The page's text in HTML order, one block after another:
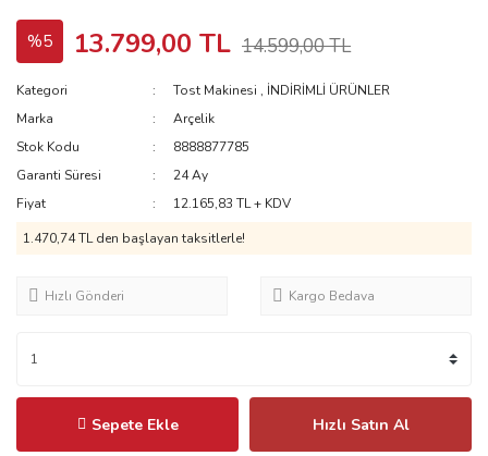
%5 13.799,00 TL 14.599,00 TL
Kategori Tost Makinesi , İNDİRİMLİ ÜRÜNLER
Marka
Arçelik
Stok Kodu
8888877785
Garanti Süresi
24 Ay
Fiyat
12.165,83 TL + KDV
1.470,74 TLden başlayan taksitlerle!
Hızlı Gönderi Kargo Bedava
Sepete Ekle Hızlı Satın Al